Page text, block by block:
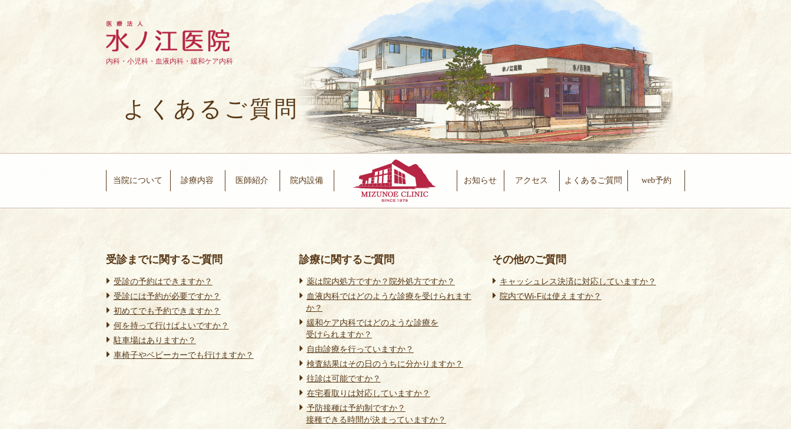
内科・小児科・血液内科・緩和ケア内科
よくあるご質問
当院について 診療内容 医師紹介 院内設備 お知らせ アクセス よくあるご質問 web予約
受診までに関するご質問
受診の予約はできますか？
受診には予約が必要ですか？
初めてでも予約できますか？
何を持って行けばよいですか？
駐車場はありますか？
車椅子やベビーカーでも行けますか？
診療に関するご質問
薬は院内処方ですか？院外処方ですか？
血液内科ではどのような診療を受けられます
か？
緩和ケア内科ではどのような診療を
受けられますか？
自由診療を行っていますか？
検査結果はその日のうちに分かりますか？
往診は可能ですか？
在宅看取りは対応していますか？
予防接種は予約制ですか？
接種できる時間が決まっていますか？
その他のご質問
キャッシュレス決済に対応していますか？
院内でWi-Fiは使えますか？